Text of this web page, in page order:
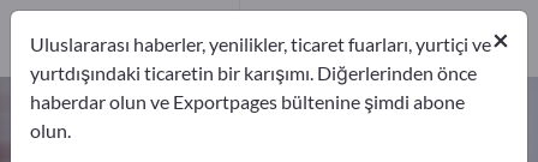
Taşıma ambalajları – üreticileri ve
Üreticiler25
Distribütör1×
Uluslararası haberler, yenilikler, ticaret fuarları, yurtiçi ve
yurtdışındaki ticaretin bir karışımı. Diğerlerinden önce
haberdar olun ve Exportpages bültenine şimdi abone
olun.